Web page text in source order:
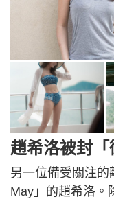
趙希洛被封「
另一位備受關注的
May」的趙希洛。